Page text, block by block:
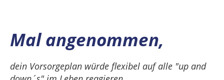
Mal angenommen,
dein Vorsorgeplan würde flexibel auf alle "up and